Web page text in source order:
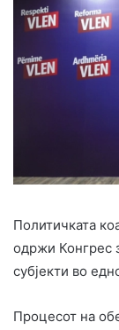
Политичката
одржи Конгрес
субјекти во
Процесот на